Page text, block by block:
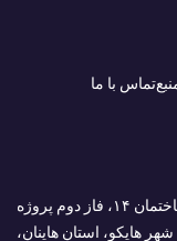
تماس با ما
Add : اتاق ۱۲۰۷–۱۲۰۸، طبقه دوازدهم، ساختمان ۱۴، فاز دوم پروژه
شهر هایکو، استان هاینان،